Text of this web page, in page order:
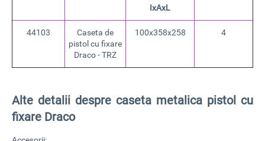
IxAxL
44103
Caseta de
pistol cu fixare
Draco - TRZ
100x358x258 4
Alte detalii despre caseta metalica pistol cu
fixare Draco